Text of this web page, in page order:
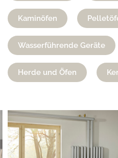
Kaminöfen
Wasserführende Geräte
Herde und Öfen